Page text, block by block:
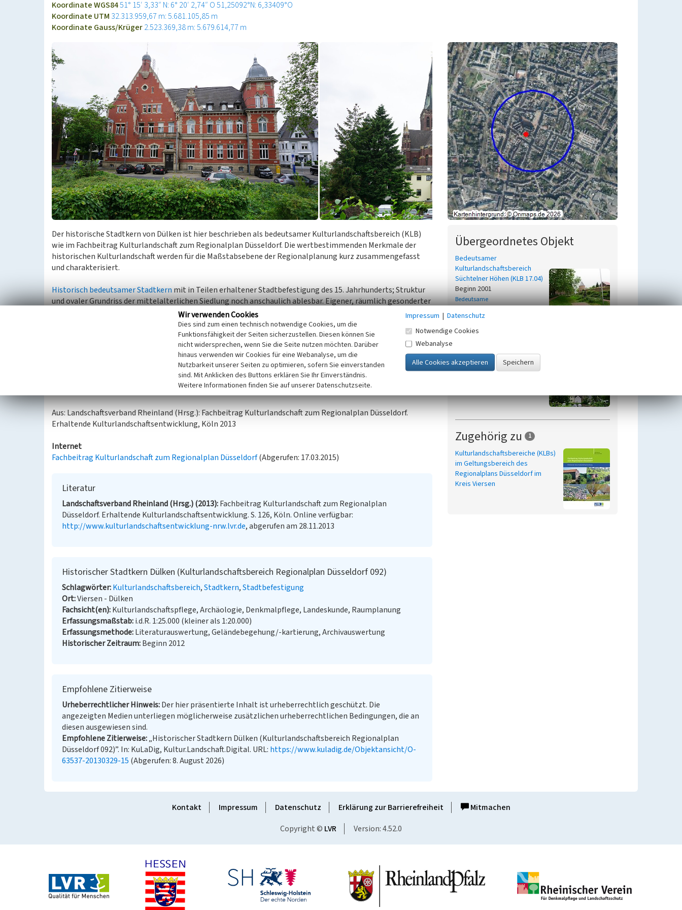
Koordinate WGS8451° 15′ 3,33″ N: 6° 20′ 2,74″ O51,25092°N: 6,33409°O
Koordinate UTM 32.313.959,67 m: 5.681.105,85 m
Koordinate Gauss/Krüger2.523.369,38 m: 5.679.614,77 m
Der historische Stadtkern von Dülken ist hier beschrieben als bedeutsamer Kulturlandschaftsbereich (KLB)
wie im Fachbeitrag Kulturlandschaft zum Regionalplan Düsseldorf. Die wertbestimmenden Merkmale der
historischen Kulturlandschaft werden für die Maßstabsebene der Regionalplanung kurz zusammengefasst
und charakterisiert.
Historisch bedeutsamer Stadtkernmit in Teilen erhaltener Stadtbefestigung des 15. Jahrhunderts; Struktur
und ovaler Grundriss der mittelalterlichen Siedlung noch anschaulich ablesbar. Eigener, räumlich gesonderter
Pfarrkirchbezirk mit bedeutender neogotischer Hallenkirche St. Kornelius (1871-75).
Architekt war der Kölner PrivatbaumeisterHeinrich Johann Wiethase(1833-1893). Bauliche Substanz der
historischen Wohn- und Hofbebauung überwiegend aus dem 18. und 19. Jahrhundert.
Kulturlandschaftliches und denkmalpflegerisches Ziel im Rahmen der Regionalplanung ist eine erhaltende
Kulturlandschaftsentwicklung, insbesondere
Bewahren und Sichern der Strukturen, von Ansichten und Sichträumen von historischen Stadt- und
Aus: Landschaftsverband Rheinland (Hrsg.): Fachbeitrag Kulturlandschaft zum Regionalplan Düsseldorf.
Erhaltende Kulturlandschaftsentwicklung, Köln 2013
Internet
Fachbeitrag Kulturlandschaft zum Regionalplan Düsseldorf(Abgerufen: 17.03.2015)
Literatur
Landschaftsverband Rheinland (Hrsg.) (2013) Fachbeitrag Kulturlandschaft zum Regionalplan
Düsseldorf. Erhaltende Kulturlandschaftsentwicklung. S. 126, Köln. Online verfügbar:
http://www.kulturlandschaftsentwicklung-nrw.lvr.de, abgerufen am 28.11.2013
Historischer Stadtkern Dülken (Kulturlandschaftsbereich Regionalplan Düsseldorf 092)
Schlagwörter Kulturlandschaftsbereich Stadtkern Stadtbefestigung
Ort Viersen - Dülken
Fachsicht(en) Kulturlandschaftspflege, Archäologie, Denkmalpflege, Landeskunde, Raumplanung
Erfassungsmaßstab i.d.R. 1:25.000 (kleiner als 1:20.000)
Erfassungsmethode Literaturauswertung, Geländebegehung/-kartierung, Archivauswertung
Historischer Zeitraum Beginn 2012
Empfohlene Zitierweise
Urheberrechtlicher Hinweis Der hier präsentierte Inhalt ist urheberrechtlich geschützt. Die
angezeigten Medien unterliegen möglicherweise zusätzlichen urheberrechtlichen Bedingungen, die an
diesen ausgewiesen sind.
Empfohlene Zitierweise „Historischer Stadtkern Dülken (Kulturlandschaftsbereich Regionalplan
Düsseldorf 092)”. In: KuLaDig, Kultur.Landschaft.Digital. URL: https://www.kuladig.de/Objektansicht/O-
63537-20130329-15 (Abgerufen: 8. August 2026)
Übergeordnetes Objekt
Bedeutsamer
Kulturlandschaftsbereich
Süchtelner Höhen (KLB 17.04)
Beginn 2001
Bedeutsame
Kulturlandschaft Schwalm-Nette
Untergeordnete Objekte
Denkmalbereich
Zugehörig zu 1
Kulturlandschaftsbereiche (KLBs)
im Geltungsbereich des
Regionalplans Düsseldorf im
Kreis Viersen
Kontakt Impressum Datenschutz Erklärung zur Barrierefreiheit
Mitmachen
Copyright © LVR Version: 4.52.0
Wir verwenden Cookies
Dies sind zum einen technisch notwendige Cookies, um die
Funktionsfähigkeit der Seiten sicherzustellen. Diesen können Sie
nicht widersprechen, wenn Sie die Seite nutzen möchten. Darüber
hinaus verwenden wir Cookies für eine Webanalyse, um die
Nutzbarkeit unserer Seiten zu optimieren, sofern Sie einverstanden
sind. Mit Anklicken des Buttons erklären Sie Ihr Einverständnis.
Weitere Informationen finden Sie auf unserer Datenschutzseite.
Impressum | Datenschutz
Notwendige Cookies
Webanalyse